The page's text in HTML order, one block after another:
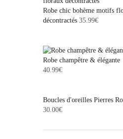
Robe chic bohème motifs
décontractés 35.99€
Robe champêtre & élégante
40.99€
Boucles d'oreilles Pierres
30.00€